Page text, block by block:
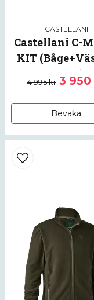
CASTELLANI
Castellani C-
KIT
linser)
4 995 kr 3 950
Bevaka